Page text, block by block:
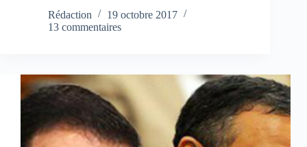
Rédaction
19 octobre 2017
13 commentaires